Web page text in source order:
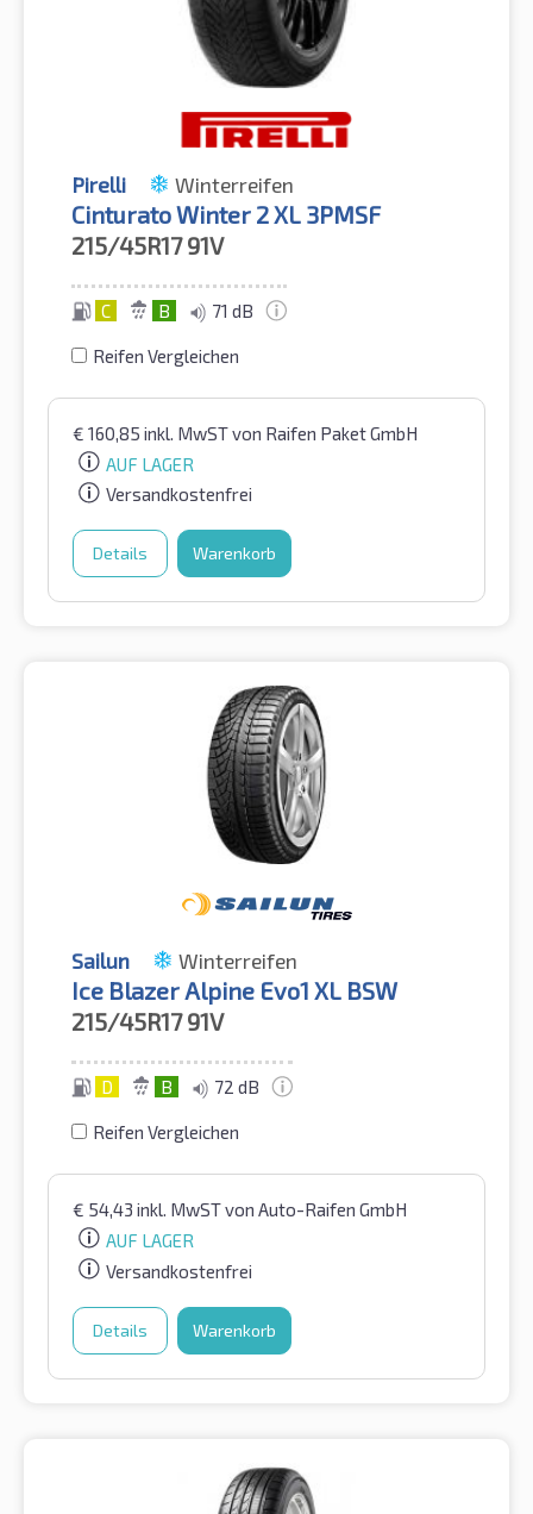
Pirelli Winterreifen
Cinturato Winter 2 XL 3PMSF
215/45R17 91V
C B 71 dB
Reifen Vergleichen
€ 160,85 inkl. MwSTvon Raifen Paket GmbH
AUF LAGER
Versandkostenfrei
Details Warenkorb
Sailun Winterreifen
Ice Blazer Alpine Evo1 XL BSW
215/45R17 91V
D B 72 dB
Reifen Vergleichen
€ 54,43 inkl. MwSTvon Auto-Raifen GmbH
AUF LAGER
Versandkostenfrei
Details Warenkorb